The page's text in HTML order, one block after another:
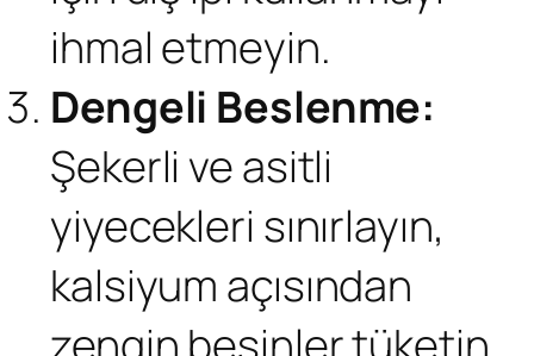
ihmal etmeyin.
Dengeli Beslenme:
Şekerli ve asitli
yiyecekleri sınırlayın,
kalsiyum açısından